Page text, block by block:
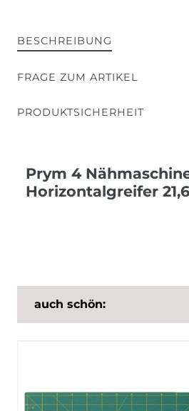
BESCHREIBUNG
FRAGE ZUM ARTIKEL
PRODUKTSICHERHEIT
Prym 4
Horizontalgreifer
auch schön: